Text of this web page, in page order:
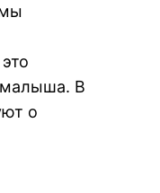
малыша. В
о